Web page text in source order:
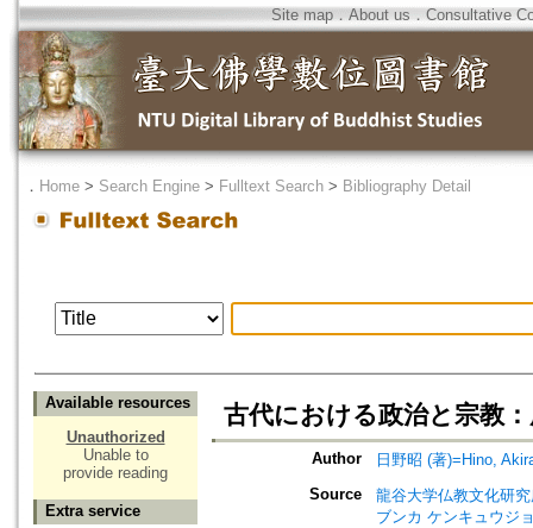
Site map．About us ． Consultative
． Home > Search Engine > Fulltext Search > Bibliography Detail
Available resources
Unauthorized
Unable to
provide reading
Extra service
古代における政治と宗教
Author
日野昭 (著)=Hino,
Source
龍谷大学仏教文化研
ブンカ ケンキュウジ